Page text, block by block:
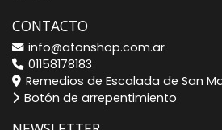
CONTACTO
info@atonshop.com.ar
01158178183
Remedios de Escalada de San
Botón de arrepentimiento